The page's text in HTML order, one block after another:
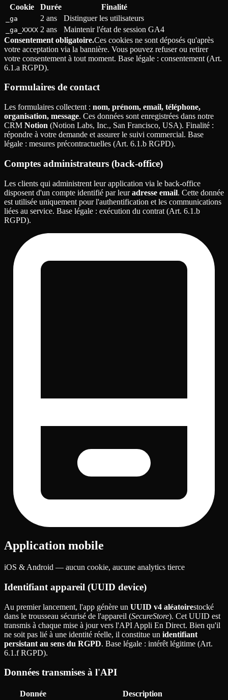
Cookie Durée Finalité
_ga 2 ans Distinguer les utilisateurs
_ga_XXXX 2 ans
Maintenir l'état de session GA4
Consentement obligatoire.Ces cookies ne sont déposés qu'après
votre acceptation via la bannière. Vous pouvez refuser ou retirer
votre consentement à tout moment. Base légale : consentement (Art.
6.1.a RGPD).
Formulaires de contact
Les formulaires collectent : nom, prénom, email, téléphone,
organisation, message. Ces données sont enregistrées dans notre
CRM Notion (Notion Labs, Inc., San Francisco, USA). Finalité :
répondre à votre demande et assurer le suivi commercial. Base
légale : mesures précontractuelles (Art. 6.1.b RGPD).
Comptes administrateurs (back-office)
Les clients qui administrent leur application via le back-office
disposent d'un compte identifié par leuradresse email. Cette donnée
est utilisée uniquement pour l'authentification et les communications
liées au service. Base légale : exécution du contrat (Art. 6.1.b
RGPD).
Application mobile
iOS & Android — aucun cookie, aucune analytics tierce
Identifiant appareil (UUID device)
Au premier lancement, l'app génère un UUID v4 aléatoirestocké
dans le trousseau sécurisé de l'appareil (SecureStore). Cet UUID est
transmis à chaque mise à jour vers l'API Appli En Direct. Bien qu'il
ne soit pas lié à une identité réelle, il constitue un identifiant
persistant au sens du RGPD. Base légale : intérêt légitime (Art.
6.1.f RGPD).
Données transmises à l'API
Donnée
Description